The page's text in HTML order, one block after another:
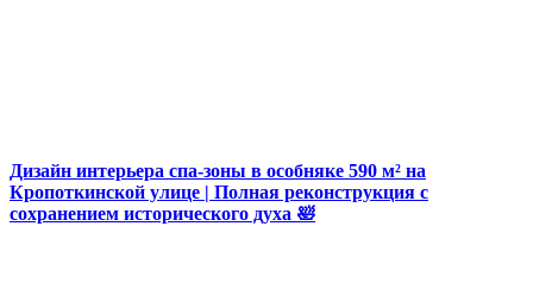
Дизайн интерьера спа-зоны в особняке 590 м² на
Кропоткинской улице | Полная реконструкция с
сохранением исторического духа 🛀